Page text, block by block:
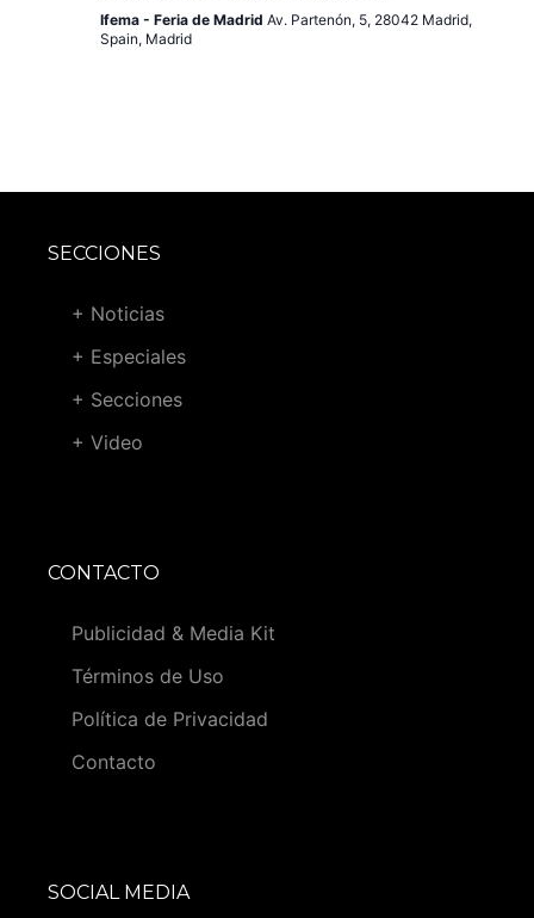
Ifema - Feria de Madrid Av. Partenón, 5, 28042 Madrid,
Spain, Madrid
SECCIONES
+ Noticias
+ Especiales
+ Secciones
+ Video
CONTACTO
Publicidad & Media Kit
Términos de Uso
Política de Privacidad
Contacto
SOCIAL MEDIA